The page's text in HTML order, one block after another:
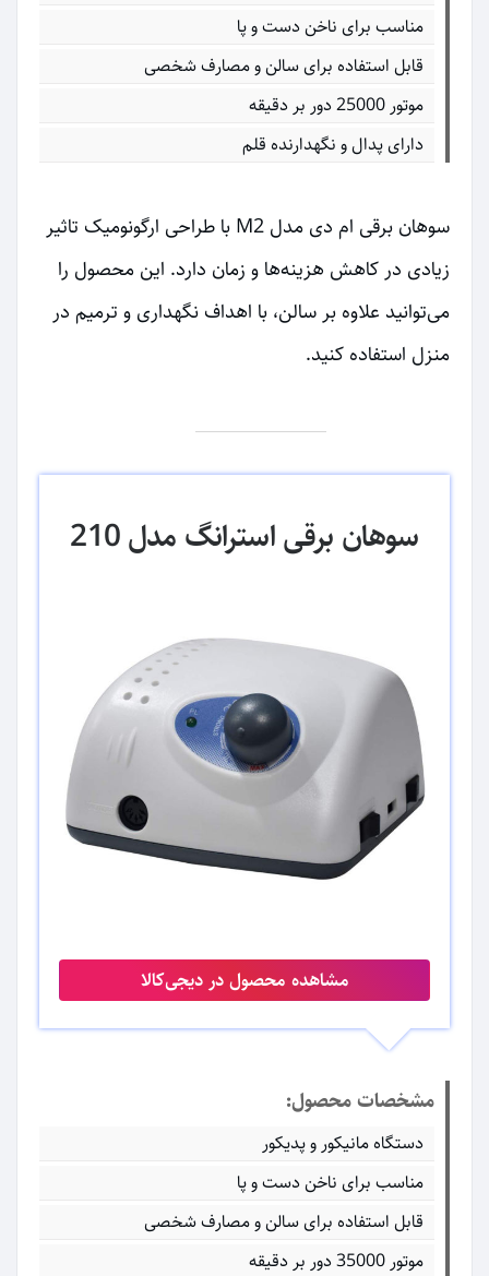
مناسب برای ناخن دست و پا
قابل استفاده برای سالن و مصارف شخصی
موتور 25000 دور بر دقیقه
دارای پدال و نگهدارنده قلم
سوهان برقی ام دی مدل M2 با طراحی ارگونومیک تاثیر
زیادی در کاهش هزینه‌ها و زمان دارد. این محصول را
می‌توانید علاوه بر سالن، با اهداف نگهداری و ترمیم در
منزل استفاده کنید.
سوهان برقی استرانگ مدل 210
مشاهده محصول در دیجی‌کالا
مشخصات محصول:
دستگاه مانیکور و پدیکور
مناسب برای ناخن دست و پا
قابل استفاده برای سالن و مصارف شخصی
موتور 35000 دور بر دقیقه